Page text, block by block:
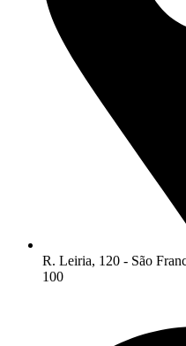
R. Leiria, 120 - São
100